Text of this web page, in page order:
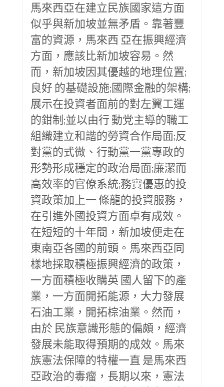
馬來西亞在建立民族國家這方面
似乎與新加坡並無矛盾。靠著豐
富的資源，馬來西 亞在振興經濟
方面，應該比新加坡容易。然
而，新加坡因其優越的地理位置;
良好 的基礎設施;國際金融的架構;
展示在投資者面前的對左翼工運
的鉗制;並以由行 動党主導的職工
組織建立和諧的勞資合作局面;反
對黨的式微、行動黨一黨專政的
形勢形成穩定的政治局面;廉潔而
高效率的官僚系統;務實優惠的投
資政策加上一 條龍的投資服務，
在引進外國投資方面卓有成效。
在短短的十年間，新加坡便走在
東南亞各國的前頭。馬來西亞同
樣地採取積極振興經濟的政策，
一方面積極收購英 國人留下的產
業，一方面開拓能源，大力發展
石油工業，開拓棕油業。然而，
由於 民族意識形態的偏頗，經濟
發展未能取得預期的成效。馬來
族憲法保障的特權一直 是馬來西
亞政治的毒瘤，長期以來，憲法